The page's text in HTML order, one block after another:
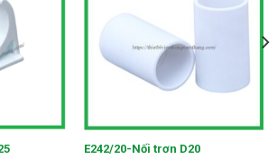
E242/20-Nối trơn D20